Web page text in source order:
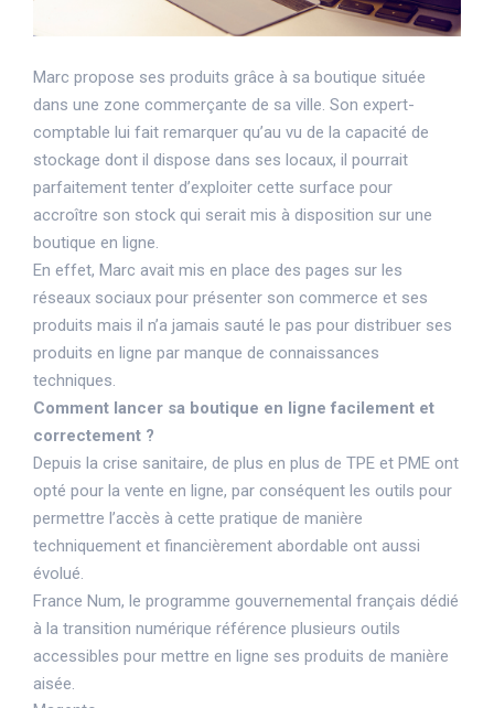
Marc propose ses produits grâce à sa boutique située
dans une zone commerçante de sa ville. Son expert-
comptable lui fait remarquer qu’au vu de la capacité de
stockage dont il dispose dans ses locaux, il pourrait
parfaitement tenter d’exploiter cette surface pour
accroître son stock qui serait mis à disposition sur une
boutique en ligne.
En effet, Marc avait mis en place des pages sur les
réseaux sociaux pour présenter son commerce et ses
produits mais il n’a jamais sauté le pas pour distribuer ses
produits en ligne par manque de connaissances
techniques.
Comment lancer sa boutique en ligne facilement et
correctement ?
Depuis la crise sanitaire, de plus en plus de TPE et PME ont
opté pour la vente en ligne, par conséquent les outils pour
permettre l’accès à cette pratique de manière
techniquement et financièrement abordable ont aussi
évolué.
France Num, le programme gouvernemental français dédié
à la transition numérique référence plusieurs outils
accessibles pour mettre en ligne ses produits de manière
aisée.